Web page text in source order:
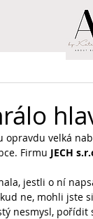
velká
Firmu JECH
jestli o ní
ne, mohli jste
nesmysl, pořídit